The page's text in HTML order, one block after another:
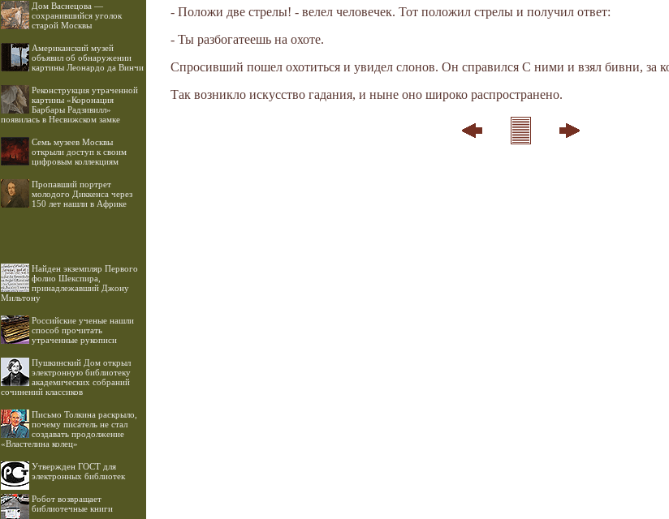
Дом Васнецова —
сохранившийся уголок
старой Москвы
Американский музей
объявил об обнаружении
картины Леонардо да Винчи
Реконструкция утраченной
картины «Коронация
Барбары Радзивилл»
появилась в Несвижском замке
Семь музеев Москвы
открыли доступ к своим
цифровым коллекциям
Пропавший портрет
молодого Диккенса через
150 лет нашли в Африке
Найден экземпляр Первого
фолио Шекспира,
принадлежавший Джону
Мильтону
Российские ученые нашли
способ прочитать
утраченные рукописи
Пушкинский Дом открыл
электронную библиотеку
академических собраний
сочинений классиков
Письмо Толкина раскрыло,
почему писатель не стал
создавать продолжение
«Властелина колец»
Утвержден ГОСТ для
электронных библиотек
Робот возвращает
библиотечные книги
- Положи две стрелы! - велел человечек. Тот положил стрелы и получил ответ:
- Ты разбогатеешь на охоте.
Спросивший пошел охотиться и увидел слонов. Он справился С ними и взял бивни, за
Так возникло искусство гадания, и ныне оно широко распространено.